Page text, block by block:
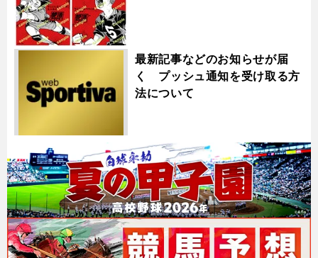
最新記事などのお知らせが届
く プッシュ通知を受け取る方
法について